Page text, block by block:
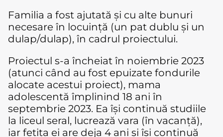
Familia a fost ajutată și cu alte bunuri
necesare în locuință (un pat dublu și un
dulap/dulap), în cadrul proiectului.
Proiectul s-a încheiat în noiembrie 2023
(atunci când au fost epuizate fondurile
alocate acestui proiect), mama
adolescentă împlinind 18 ani în
septembrie 2023. Ea își continuă studiile
la liceul seral, lucrează vara (în vacanță),
iar fetița ei are deja 4 ani și își continuă